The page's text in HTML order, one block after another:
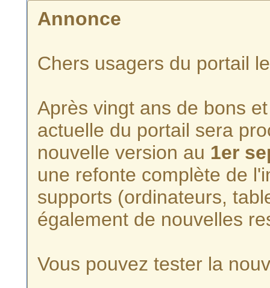
Annonce
Chers usagers du portail
Après vingt ans de bons
actuelle du portail sera
nouvelle version au 1er
une refonte complète de
supports (ordinateurs,
également de nouvelles
Vous pouvez tester la